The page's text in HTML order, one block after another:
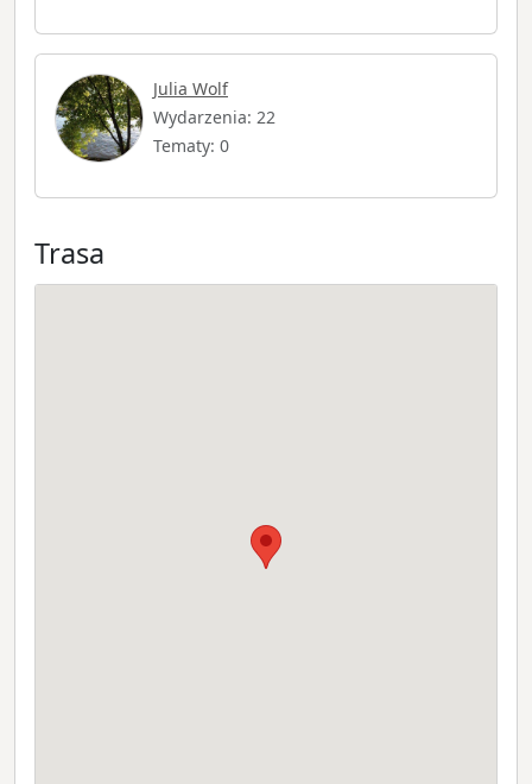
Julia Wolf
Wydarzenia: 22
Tematy: 0
Trasa